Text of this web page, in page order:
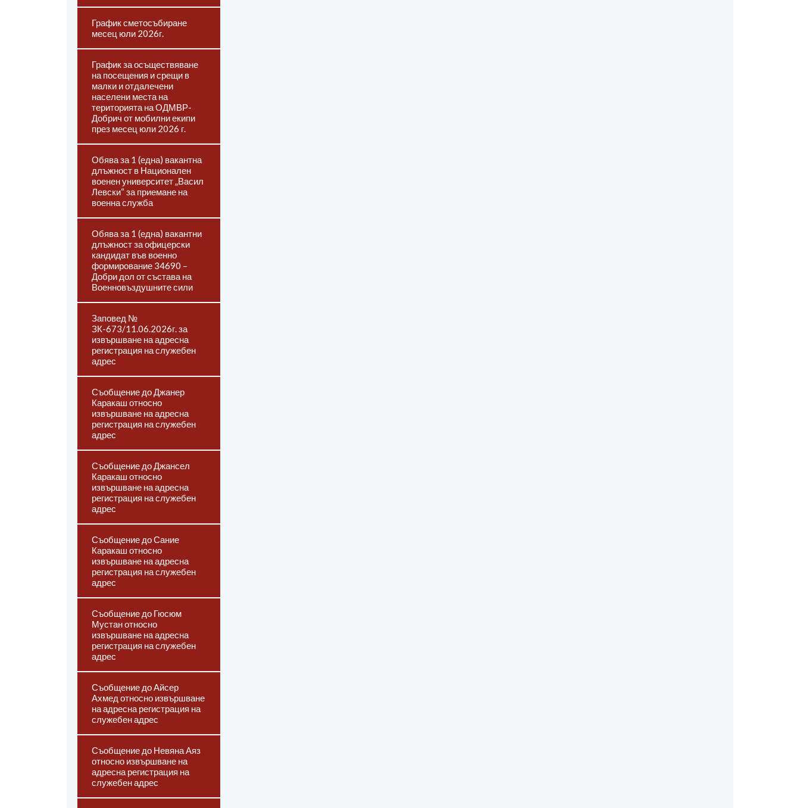
График сметосъбиране
месец юли 2026г.
График за осъществяване
на посещения и срещи в
малки и отдалечени
населени места на
територията на ОДМВР-
Добрич от мобилни екипи
през месец юли 2026 г.
Обява за 1 (една) вакантна
длъжност в Национален
военен университет „Васил
Левски“ за приемане на
военна служба
Обява за 1 (една) вакантни
длъжност за офицерски
кандидат във военно
формирование 34690 –
Добри дол от състава на
Военновъздушните сили
Заповед №
ЗК-673/11.06.2026г. за
извършване на адресна
регистрация на служебен
адрес
Съобщение до Джанер
Каракаш относно
извършване на адресна
регистрация на служебен
адрес
Съобщение до Джансел
Каракаш относно
извършване на адресна
регистрация на служебен
адрес
Съобщение до Сание
Каракаш относно
извършване на адресна
регистрация на служебен
адрес
Съобщение до Гюсюм
Мустан относно
извършване на адресна
регистрация на служебен
адрес
Съобщение до Айсер
Ахмед относно извършване
на адресна регистрация на
служебен адрес
Съобщение до Невяна Аяз
относно извършване на
адресна регистрация на
служебен адрес